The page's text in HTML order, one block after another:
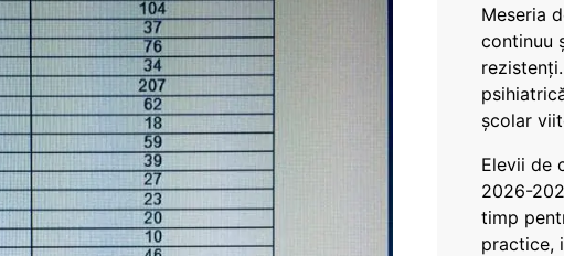
Meseria
continuu
școlar
Elevii de
2026-
timp
practice,